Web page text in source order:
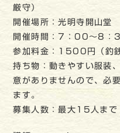
厳守）
開催場所：光明寺開山堂
開催時間：7：00～8：
参加料金：1500円（釣
持ち物：動きやすい服装
意がありませんので、必
ます。
募集人数：最大15人まで